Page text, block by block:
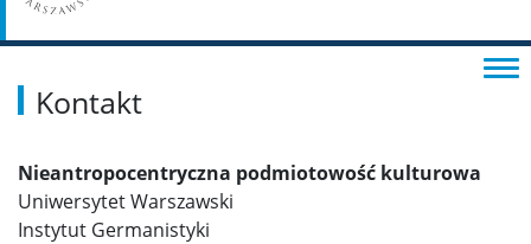
Kontakt
Nieantropocentryczna podmiotowość kulturowa
Uniwersytet Warszawski
Instytut Germanistyki